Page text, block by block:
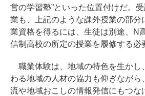
営の学習塾”といった位置付けだ。
業も、上記のような課外授業の部分
業資格を得るには、生徒は別途、N
信制高校の所定の授業を履修する必
職業体験は、地域の特色を生かし
わる地域の人材の協力も仰ぎながら
流や地域おこしの情報発信にもつな